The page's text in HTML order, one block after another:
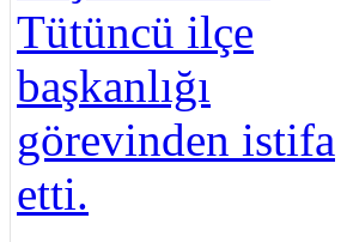
Tütüncü ilçe
başkanlığı
görevinden istifa
etti.